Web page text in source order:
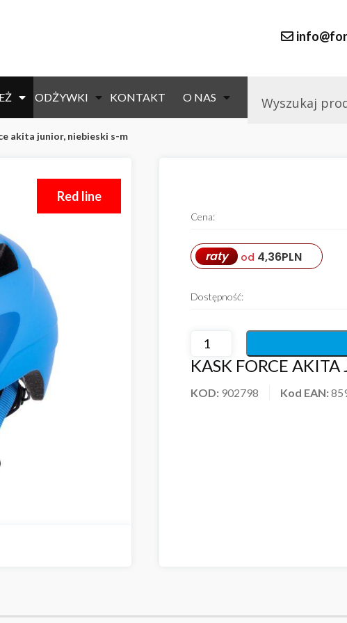
ODŻYWKI KONTAKT O NAS
akita junior, niebieski s-m
Red line
KASK FORCE
KOD: 902798 Kod EAN:
Cena:
raty od 4,36PLN
Dostępność: